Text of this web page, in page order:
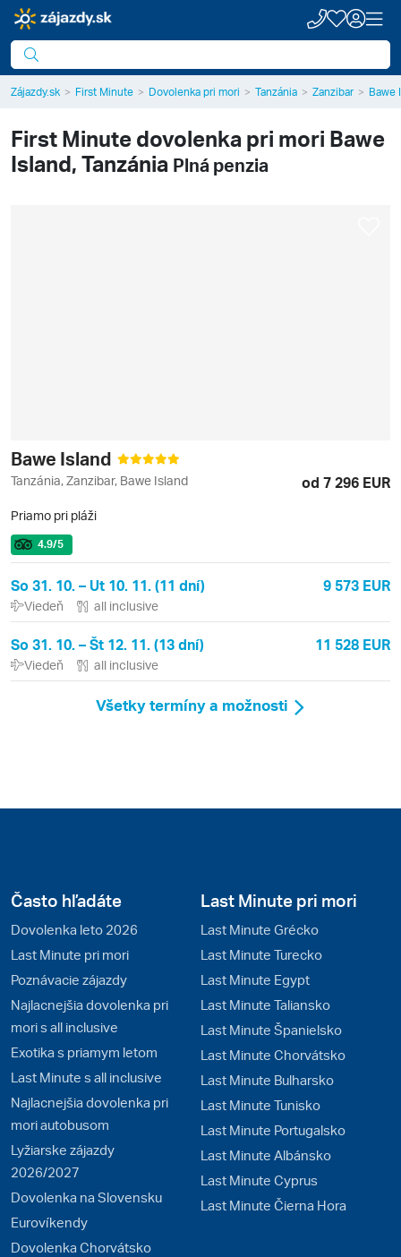
Zájazdy.sk First Minute Dovolenka pri mori Tanzánia Zanzibar Bawe
First Minute dovolenka pri mori Bawe
Island, Tanzánia Plná penzia
Bawe Island
Tanzánia, Zanzibar, Bawe Island od 7 296 EUR
Priamo pri pláži
4.9/5
So 31. 10. – Ut 10. 11. (11 dní) 9 573 EUR
Viedeň all inclusive
So 31. 10. – Št 12. 11. (13 dní) 11 528 EUR
Viedeň all inclusive
Všetky termíny a možnosti
Často hľadáte
Dovolenka leto 2026
Last Minute pri mori
Poznávacie zájazdy
Najlacnejšia dovolenka pri
mori s all inclusive
Exotika s priamym letom
Last Minute s all inclusive
Najlacnejšia dovolenka pri
mori autobusom
Lyžiarske zájazdy
2026/2027
Dovolenka na Slovensku
Eurovíkendy
Dovolenka Chorvátsko
Last Minute pri mori
Last Minute Grécko
Last Minute Turecko
Last Minute Egypt
Last Minute Taliansko
Last Minute Španielsko
Last Minute Chorvátsko
Last Minute Bulharsko
Last Minute Tunisko
Last Minute Portugalsko
Last Minute Albánsko
Last Minute Cyprus
Last Minute Čierna Hora